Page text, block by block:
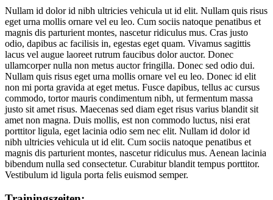
Nullam id dolor id nibh ultricies vehicula ut id elit. Nullam quis risus
eget urna mollis ornare vel eu leo. Cum sociis natoque penatibus et
magnis dis parturient montes, nascetur ridiculus mus. Cras justo
odio, dapibus ac facilisis in, egestas eget quam. Vivamus sagittis
lacus vel augue laoreet rutrum faucibus dolor auctor. Donec
ullamcorper nulla non metus auctor fringilla. Donec sed odio dui.
Nullam quis risus eget urna mollis ornare vel eu leo. Donec id elit
non mi porta gravida at eget metus. Fusce dapibus, tellus ac cursus
commodo, tortor mauris condimentum nibh, ut fermentum massa
justo sit amet risus. Maecenas sed diam eget risus varius blandit sit
amet non magna. Duis mollis, est non commodo luctus, nisi erat
porttitor ligula, eget lacinia odio sem nec elit. Nullam id dolor id
nibh ultricies vehicula ut id elit. Cum sociis natoque penatibus et
magnis dis parturient montes, nascetur ridiculus mus. Aenean lacinia
bibendum nulla sed consectetur. Curabitur blandit tempus porttitor.
Vestibulum id ligula porta felis euismod semper.